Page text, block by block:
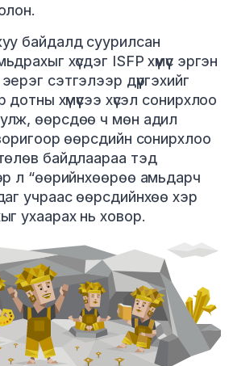
байдалд суурилсан
хүсдэг ISFP хүмүүс эргэн
сэтгэлээр дүүргэхийг
хүмүүсээ хүсэл сонирхлоо
өөрсдөө ч мөн адил
өөрсдийн сонирхлоо
байдлаараа тэд
л “өөрийнхөөрөө амьдарч
учраас өөрсдийнхөө хэр
ухаарах нь ховор.